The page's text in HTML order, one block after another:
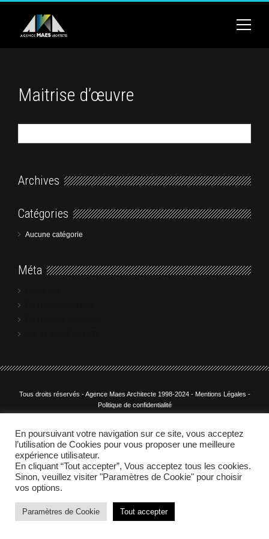
Maitrise d’œuvre
Archives
Catégories
Aucune catégorie
Méta
Tous droits réservés - Agence Maes Architecte 1998-2024 - Mentions Légales -
Politique de confidentialité
By Omsolution
En poursuivant votre navigation sur ce site, vous acceptez
l’utilisation de Cookies pour vous proposer une meilleure
expérience utilisateur.
En cliquant “Tout accepter”, Vous acceptez tous les cookies.
Sinon, veuillez visiter "Paramètres de Cookie" pour choisir
vos options.
Paramètres de Cookie Tout accepter